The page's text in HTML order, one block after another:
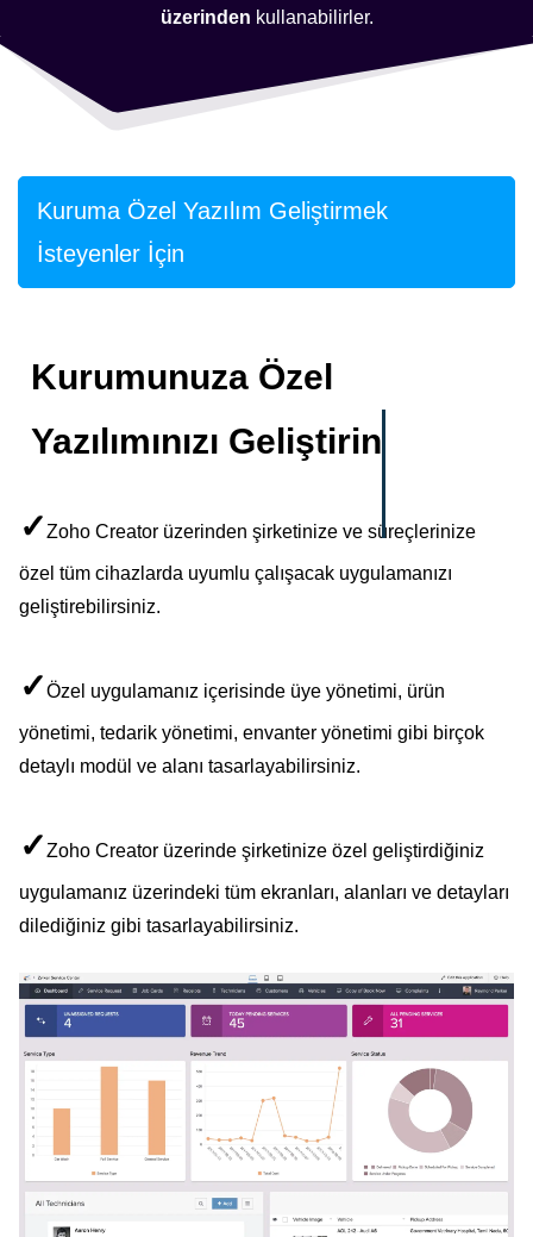
üzerinden kullanabilirler.
Kuruma Özel Yazılım Geliştirmek
İsteyenler İçin
Kurumunuza Özel
Yazılımınızı Geliştirin
✓Zoho Creator üzerinden şirketinize ve süreçlerinize
özel tüm cihazlarda uyumlu çalışacak uygulamanızı
geliştirebilirsiniz.
✓Özel uygulamanız içerisinde üye yönetimi, ürün
yönetimi, tedarik yönetimi, envanter yönetimi gibi birçok
detaylı modül ve alanı tasarlayabilirsiniz.
✓Zoho Creator üzerinde şirketinize özel geliştirdiğiniz
uygulamanız üzerindeki tüm ekranları, alanları ve detayları
dilediğiniz gibi tasarlayabilirsiniz.